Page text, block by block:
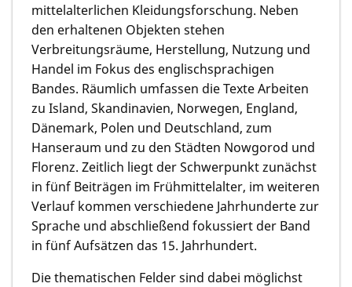
mittelalterlichen Kleidungsforschung. Neben
den erhaltenen Objekten stehen
Verbreitungsräume, Herstellung, Nutzung und
Handel im Fokus des englischsprachigen
Bandes. Räumlich umfassen die Texte Arbeiten
zu Island, Skandinavien, Norwegen, England,
Dänemark, Polen und Deutschland, zum
Hanseraum und zu den Städten Nowgorod und
Florenz. Zeitlich liegt der Schwerpunkt zunächst
in fünf Beiträgen im Frühmittelalter, im weiteren
Verlauf kommen verschiedene Jahrhunderte zur
Sprache und abschließend fokussiert der Band
in fünf Aufsätzen das 15. Jahrhundert.
Die thematischen Felder sind dabei möglichst